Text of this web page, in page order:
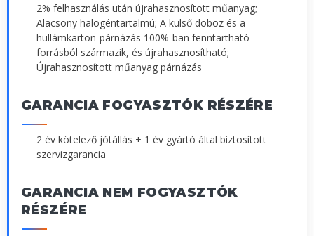
2% felhasználás után újrahasznosított műanyag;
Alacsony halogéntartalmú; A külső doboz és a
hullámkarton-párnázás 100%-ban fenntartható
forrásból származik, és újrahasznosítható;
Újrahasznosított műanyag párnázás
GARANCIA FOGYASZTÓK RÉSZÉRE
2 év kötelező jótállás + 1 év gyártó által biztosított
szervizgarancia
GARANCIA NEM FOGYASZTÓK
RÉSZÉRE